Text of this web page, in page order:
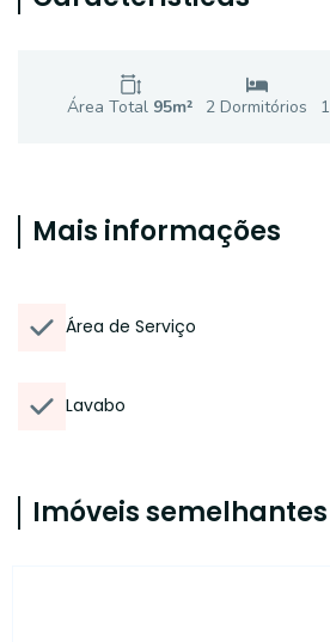
Área Total 95m² 2 Dormitórios 1
Mais informações
Área de Serviço
Lavabo
Imóveis semelhantes